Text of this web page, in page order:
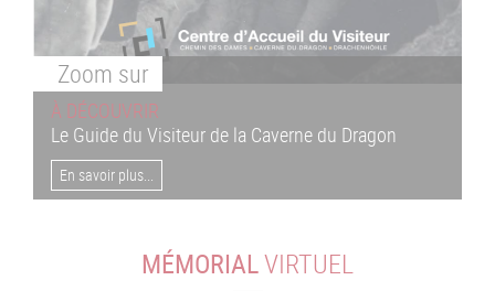
Zoom sur
À DÉCOUVRIR
Le Guide du Visiteur de la Caverne du Dragon
En savoir plus...
MÉMORIALVIRTUEL